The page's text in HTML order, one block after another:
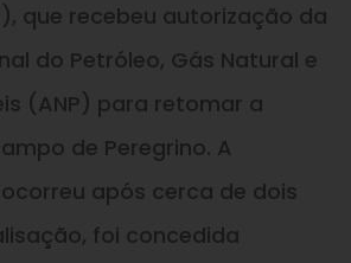
que recebeu autorização da
do Petróleo, Gás Natural e
(ANP) para retomar a
de Peregrino. A
após cerca de dois
foi concedida